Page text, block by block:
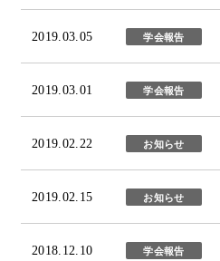
2019.03.05 学会報告
2019.03.01 学会報告
2019.02.22 お知らせ
2019.02.15 お知らせ
2018.12.10 学会報告